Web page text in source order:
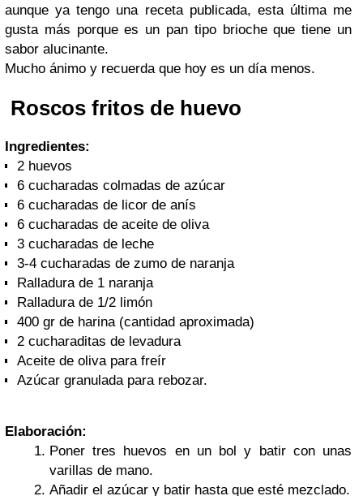
aunque ya tengo una receta publicada, esta última me
gusta más porque es un pan tipo brioche que tiene un
sabor alucinante.
Mucho ánimo y recuerda que hoy es un día menos.
Roscos fritos de huevo
Ingredientes:
2 huevos
6 cucharadas colmadas de azúcar
6 cucharadas de licor de anís
6 cucharadas de aceite de oliva
3 cucharadas de leche
3-4 cucharadas de zumo de naranja
Ralladura de 1 naranja
Ralladura de 1/2 limón
400 gr de harina (cantidad aproximada)
2 cucharaditas de levadura
Aceite de oliva para freír
Azúcar granulada para rebozar.
Elaboración:
Poner tres huevos en un bol y batir con unas
varillas de mano.
Añadir el azúcar y batir hasta que esté mezclado.